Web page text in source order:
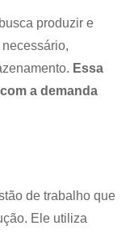
produzir e
Essa
a demanda
de trabalho que
Ele utiliza